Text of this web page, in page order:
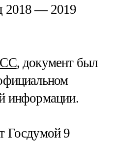
2018 — 2019
, документ был
информации.
Госдумой 9